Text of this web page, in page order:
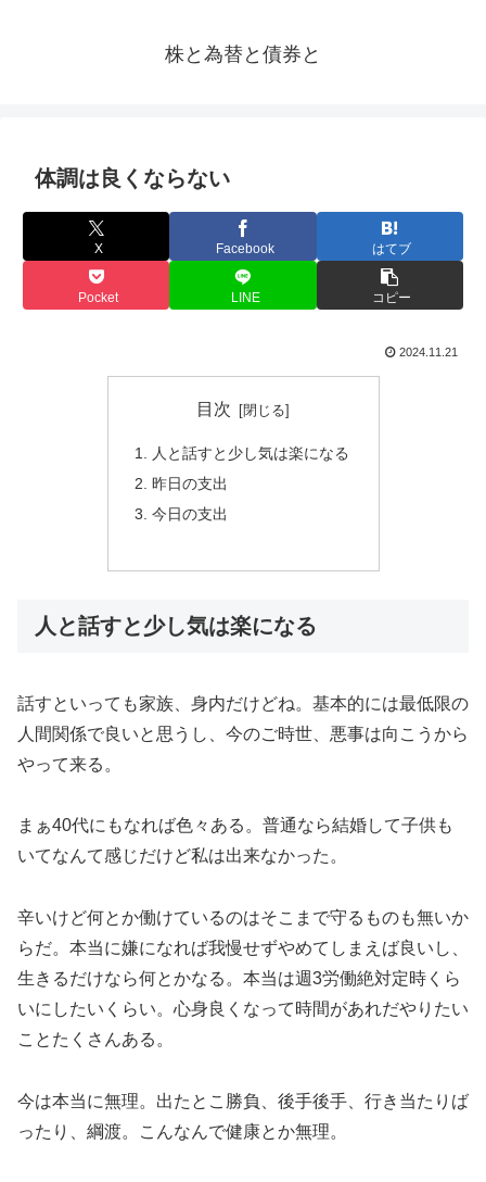
株と為替と債券と
体調は良くならない
X Facebook はてブ
Pocket LINE コピー
2024.11.21
目次
人と話すと少し気は楽になる
昨日の支出
今日の支出
人と話すと少し気は楽になる
話すといっても家族、身内だけどね。基本的には最低限の
人間関係で良いと思うし、今のご時世、悪事は向こうから
やって来る。
まぁ40代にもなれば色々ある。普通なら結婚して子供も
いてなんて感じだけど私は出来なかった。
辛いけど何とか働けているのはそこまで守るものも無いか
らだ。本当に嫌になれば我慢せずやめてしまえば良いし、
生きるだけなら何とかなる。本当は週3労働絶対定時くら
いにしたいくらい。心身良くなって時間があれだやりたい
ことたくさんある。
今は本当に無理。出たとこ勝負、後手後手、行き当たりば
ったり、綱渡。こんなんで健康とか無理。